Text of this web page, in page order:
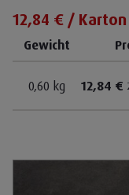
12,84 € / Karton
Gewicht
0,60 kg 12,84 €